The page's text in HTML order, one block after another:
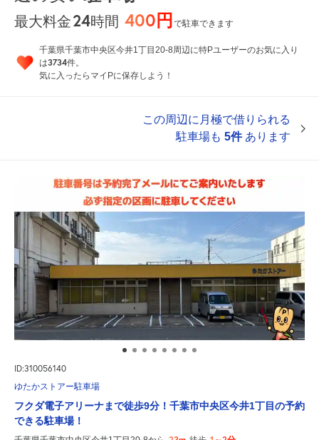
最大料金24時間 400円で駐車できます
千葉県千葉市中央区今井1丁目20-8周辺に特Pユーザーのお気に入り
は3734件。
気に入ったらマイPに保存しよう！
この周辺に月極で借りられる
駐車場も 5件あります
ID:310056140
ゆたかストアー駐車場
フクダ電子アリーナまで徒歩9分！千葉市中央区今井1丁目の予約
できる駐車場！